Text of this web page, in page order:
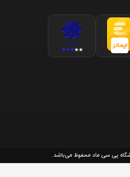
پی سی ماد محفوظ می‌باشد.